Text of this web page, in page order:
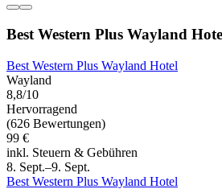
Best Western Plus Wayland
Best Western Plus Wayland Hotel
Wayland
8,8/10
Hervorragend
(626 Bewertungen)
99 €
inkl. Steuern & Gebühren
8. Sept.–9. Sept.
Best Western Plus Wayland Hotel